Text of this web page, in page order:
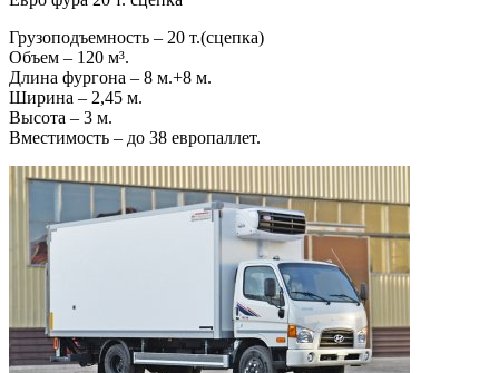
Грузоподъемность – 20 т.(сцепка)
Объем – 120 м³.
Длина фургона – 8 м.+8 м.
Ширина – 2,45 м.
Высота – 3 м.
Вместимость – до 38 европаллет.